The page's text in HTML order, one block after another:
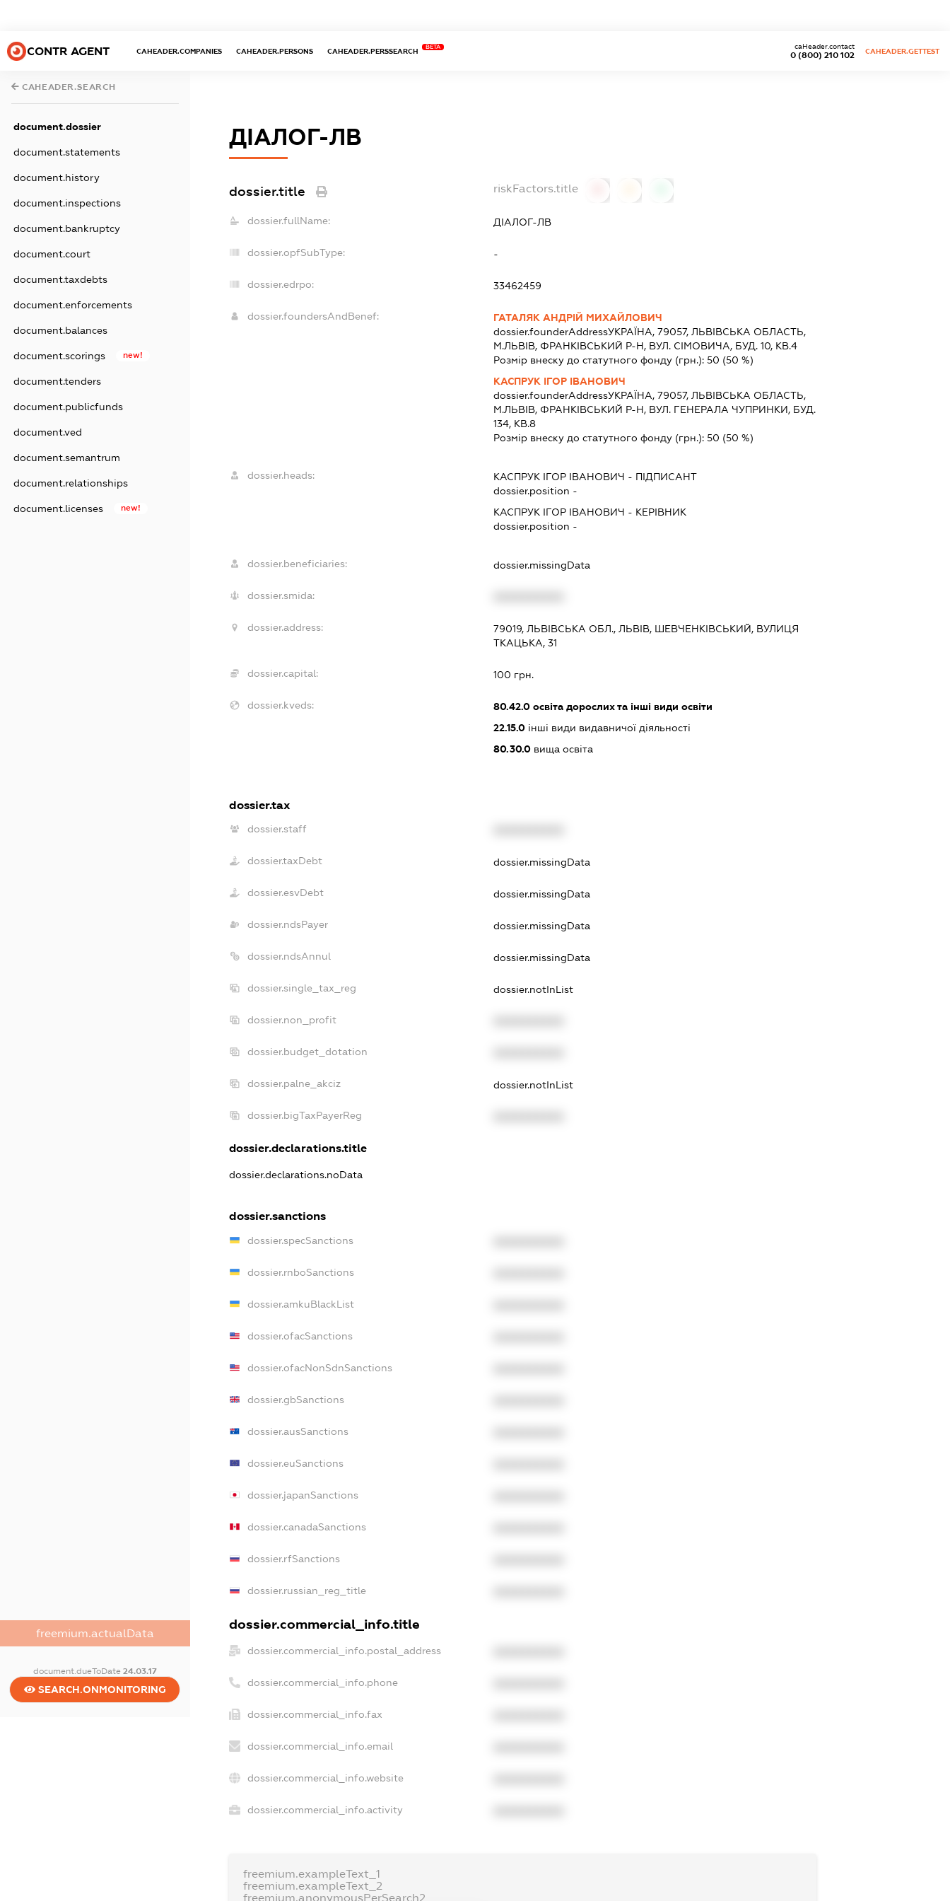
CONTR AGENT CAHEADER.COMPANIES CAHEADER.PERSONS CAHEADER.PERSSEARCH
BETA
0 (800) 210 102
caHeader.contact
CAHEADER.GETTEST
CAHEADER.SEARCH
document.dossier
document.statements
document.history
document.inspections
document.bankruptcy
document.court
document.taxdebts
document.enforcements
document.balances
document.scorings new!
document.tenders
document.publicfunds
document.ved
document.semantrum
document.relationships
document.licenses new!
freemium.actualData
document.dueToDate 24.03.17
SEARCH.ONMONITORING
ДІАЛОГ-ЛВ
dossier.title riskFactors.title
dossier.fullName: ДІАЛОГ-ЛВ
dossier.opfSubType: -
dossier.edrpo: 33462459
dossier.foundersAndBenef:
ГАТАЛЯК АНДРІЙ МИХАЙЛОВИЧ
dossier.founderAddressУКРАЇНА, 79057, ЛЬВIВСЬКА ОБЛАСТЬ,
М.ЛЬВІВ, ФРАНКІВСЬКИЙ Р-Н, ВУЛ. СІМОВИЧА, БУД. 10, КВ.4
Розмір внеску до статутного фонду (грн.): 50 (50 %)
КАСПРУК ІГОР ІВАНОВИЧ
dossier.founderAddressУКРАЇНА, 79057, ЛЬВIВСЬКА ОБЛАСТЬ,
М.ЛЬВІВ, ФРАНКІВСЬКИЙ Р-Н, ВУЛ. ГЕНЕРАЛА ЧУПРИНКИ, БУД.
134, КВ.8
Розмір внеску до статутного фонду (грн.): 50 (50 %)
dossier.heads: КАСПРУК ІГОР ІВАНОВИЧ - ПІДПИСАНТ
dossier.position -
КАСПРУК ІГОР ІВАНОВИЧ - КЕРІВНИК
dossier.position -
dossier.beneficiaries: dossier.missingData
dossier.smida:
dossier.address:
79019, ЛЬВІВСЬКА ОБЛ., ЛЬВІВ, ШЕВЧЕНКІВСЬКИЙ, ВУЛИЦЯ
ТКАЦЬКА, 31
dossier.capital: 100 грн.
dossier.kveds: 80.42.0освіта дорослих та інші види освіти
22.15.0інші види видавничої діяльності
80.30.0вища освіта
dossier.tax
dossier.staff
dossier.taxDebt dossier.missingData
dossier.esvDebt dossier.missingData
dossier.ndsPayer dossier.missingData
dossier.ndsAnnul dossier.missingData
dossier.single_tax_reg dossier.notInList
dossier.non_profit
dossier.budget_dotation
dossier.palne_akciz dossier.notInList
dossier.bigTaxPayerReg
dossier.declarations.title
dossier.declarations.noData
dossier.sanctions
dossier.specSanctions
dossier.rnboSanctions
dossier.amkuBlackList
dossier.ofacSanctions
dossier.ofacNonSdnSanctions
dossier.gbSanctions
dossier.ausSanctions
dossier.euSanctions
dossier.japanSanctions
dossier.canadaSanctions
dossier.rfSanctions
dossier.russian_reg_title
dossier.commercial_info.title
dossier.commercial_info.postal_address
dossier.commercial_info.phone
dossier.commercial_info.fax
dossier.commercial_info.email
dossier.commercial_info.website
dossier.commercial_info.activity
freemium.exampleText_1
freemium.exampleText_2
freemium.anonymousPerSearch2